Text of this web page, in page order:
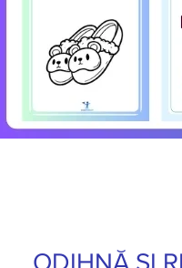
ODIHNĂ ȘI